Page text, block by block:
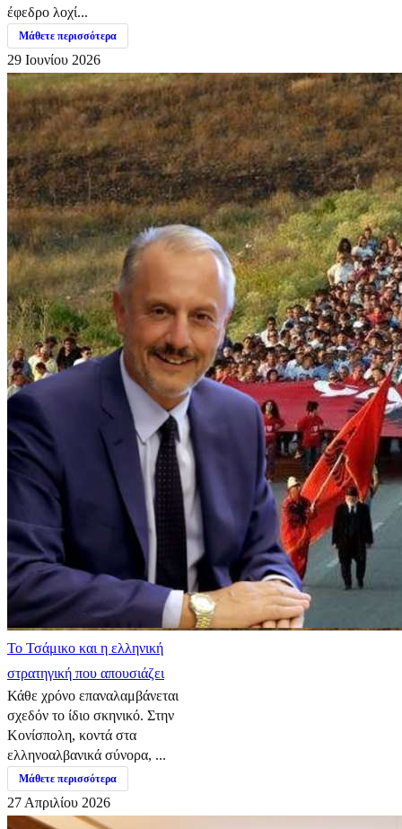
έφεδρο λοχί...
Μάθετε περισσότερα
29 Ιουνίου 2026
​Το Τσάμικο και η ελληνική
στρατηγική που απουσιάζει
Κάθε χρόνο επαναλαμβάνεται
σχεδόν το ίδιο σκηνικό. Στην
Κονίσπολη, κοντά στα
ελληνοαλβανικά σύνορα, ...
Μάθετε περισσότερα
27 Απριλίου 2026